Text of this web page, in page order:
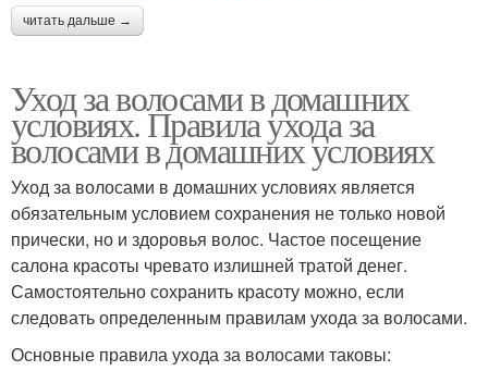
читать дальше →
Уход за волосами в домашних
условиях. Правила ухода за
волосами в домашних условиях
Уход за волосами в домашних условиях является
обязательным условием сохранения не только новой
прически, но и здоровья волос. Частое посещение
салона красоты чревато излишней тратой денег.
Самостоятельно сохранить красоту можно, если
следовать определенным правилам ухода за волосами.
Основные правила ухода за волосами таковы: